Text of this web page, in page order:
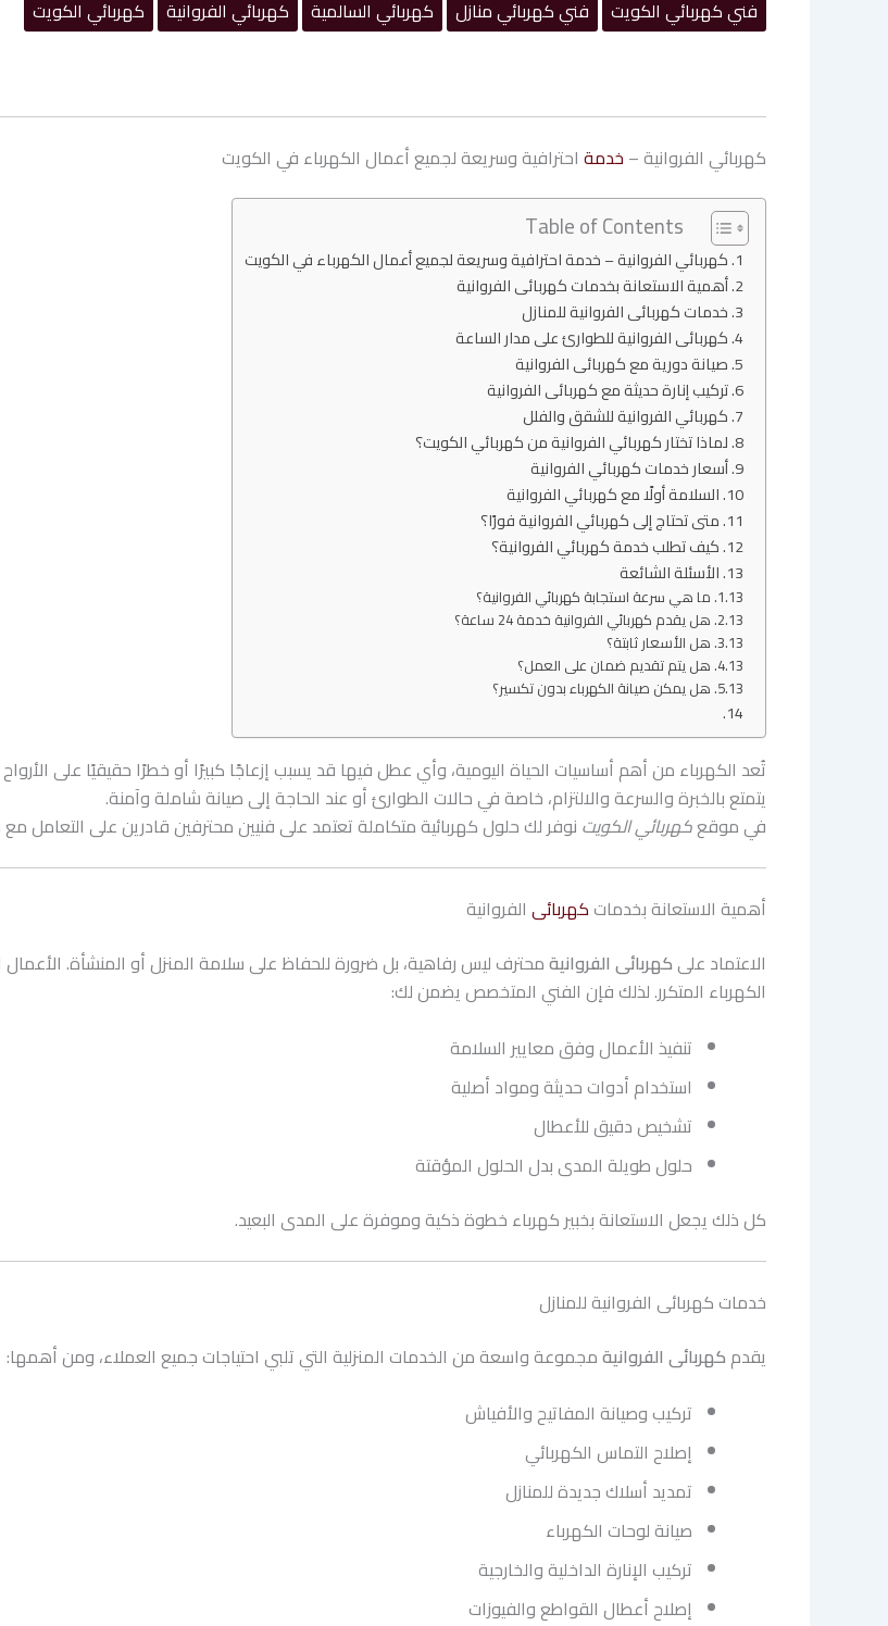
فني كهربائي الكويت
فني كهربائي منازل كهربائي السالمية كهربائي الفروانية كهربائي الكويت
كهربائي الفروانية – خدمة احترافية وسريعة لجميع أعمال الكهرباء في الكويت
Table of Contents
كهربائي الفروانية – خدمة احترافية وسريعة لجميع أعمال الكهرباء في الكويت
أهمية الاستعانة بخدمات كهربائى الفروانية
خدمات كهربائى الفروانية للمنازل
كهربائى الفروانية للطوارئ على مدار الساعة
صيانة دورية مع كهربائى الفروانية
تركيب إنارة حديثة مع كهربائى الفروانية
كهربائي الفروانية للشقق والفلل
لماذا تختار كهربائي الفروانية من كهربائي الكويت؟
أسعار خدمات كهربائي الفروانية
السلامة أولًا مع كهربائي الفروانية
متى تحتاج إلى كهربائي الفروانية فورًا؟
كيف تطلب خدمة كهربائي الفروانية؟
الأسئلة الشائعة
ما هي سرعة استجابة كهربائي الفروانية؟
هل يقدم كهربائي الفروانية خدمة 24 ساعة؟
هل الأسعار ثابتة؟
هل يتم تقديم ضمان على العمل؟
هل يمكن صيانة الكهرباء بدون تكسير؟
تُعد الكهرباء من أهم أساسيات الحياة اليومية، وأي عطل فيها قد يسبب إزعاجًا كبيرًا أو خطرًا حقيقيًا على
يتمتع بالخبرة والسرعة والالتزام، خاصة في حالات الطوارئ أو عند الحاجة إلى صيانة شاملة وآمنة.
في موقعكهربائي الكويتنوفر لك حلول كهربائية متكاملة تعتمد على فنيين محترفين قادرين على التعامل مع
أهمية الاستعانة بخدماتكهربائى الفروانية
الاعتماد علىكهربائى الفروانيةمحترف ليس رفاهية، بل ضرورة للحفاظ على سلامة المنزل أو المنشأة. الأعمال
الكهرباء المتكرر. لذلك فإن الفني المتخصص يضمن لك:
تنفيذ الأعمال وفق معايير السلامة
استخدام أدوات حديثة ومواد أصلية
تشخيص دقيق للأعطال
حلول طويلة المدى بدل الحلول المؤقتة
كل ذلك يجعل الاستعانة بخبير كهرباء خطوة ذكية وموفرة على المدى البعيد.
خدمات كهربائى الفروانية للمنازل
يقدمكهربائى الفروانيةمجموعة واسعة من الخدمات المنزلية التي تلبي احتياجات جميع العملاء، ومن أهمها:
تركيب وصيانة المفاتيح والأفياش
إصلاح التماس الكهربائي
تمديد أسلاك جديدة للمنازل
صيانة لوحات الكهرباء
تركيب الإنارة الداخلية والخارجية
إصلاح أعطال القواطع والفيوزات